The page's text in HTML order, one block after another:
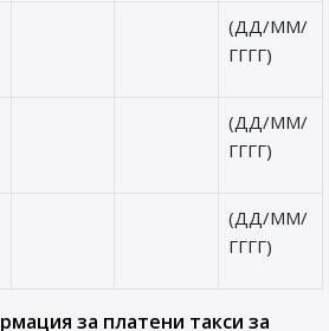
(ДД/ММ/
ГГГГ)
(ДД/ММ/
ГГГГ)
(ДД/ММ/
ГГГГ)
за платени такси за